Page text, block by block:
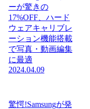
ーが驚きの
17%OFF、ハード
ウェアキャリブレ
ーション機能搭載
で写真・動画編集
に最適
2024.04.09
驚愕!Samsungが発